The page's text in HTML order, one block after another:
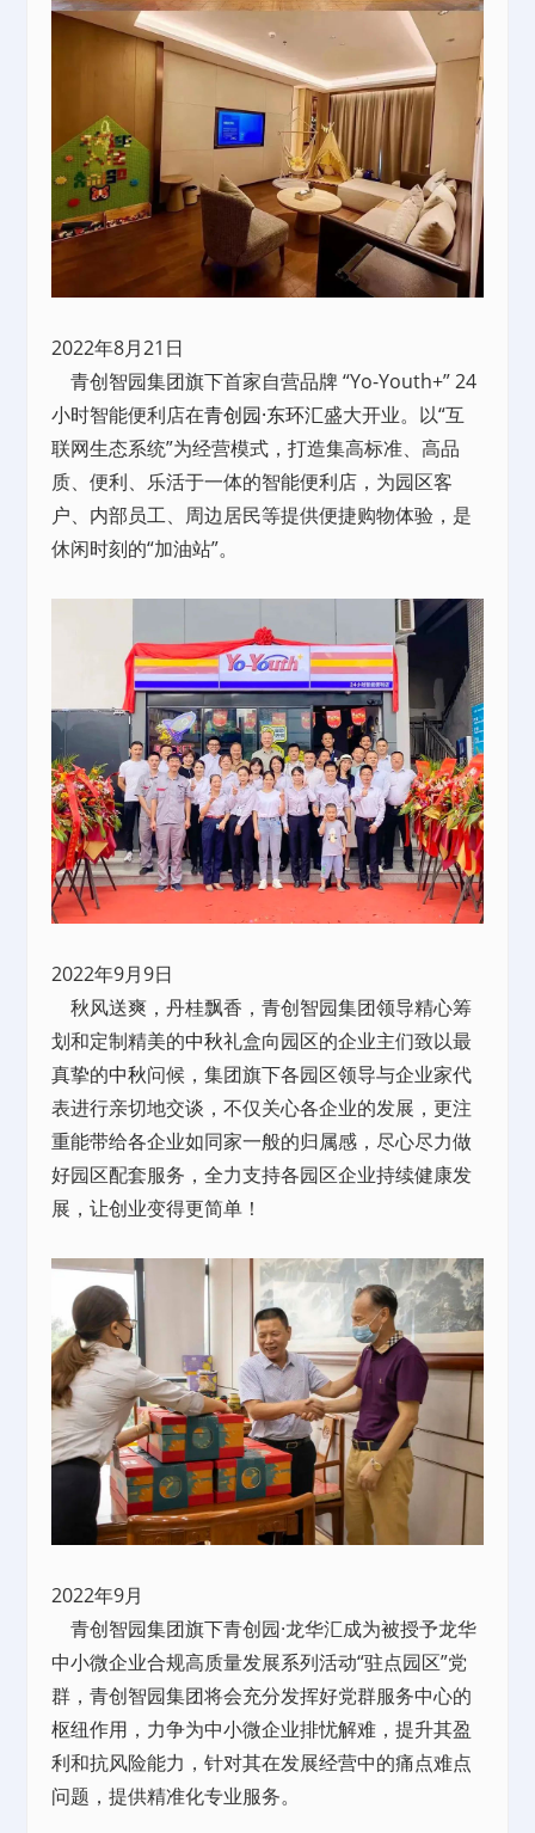
2022年8月21日
青创智园集团旗下首家自营品牌 “Yo-Youth+” 24
小时智能便利店在青创园·东环汇盛大开业。以“互
联网生态系统”为经营模式，打造集高标准、高品
质、便利、乐活于一体的智能便利店，为园区客
户、内部员工、周边居民等提供便捷购物体验，是
休闲时刻的“加油站”。
2022年9月9日
秋风送爽，丹桂飘香，青创智园集团领导精心筹
划和定制精美的中秋礼盒向园区的企业主们致以最
真挚的中秋问候，集团旗下各园区领导与企业家代
表进行亲切地交谈，不仅关心各企业的发展，更注
重能带给各企业如同家一般的归属感，尽心尽力做
好园区配套服务，全力支持各园区企业持续健康发
展，让创业变得更简单！
2022年9月
青创智园集团旗下青创园·龙华汇成为被授予龙华
中小微企业合规高质量发展系列活动“驻点园区”党
群，青创智园集团将会充分发挥好党群服务中心的
枢纽作用，力争为中小微企业排忧解难，提升其盈
利和抗风险能力，针对其在发展经营中的痛点难点
问题，提供精准化专业服务。